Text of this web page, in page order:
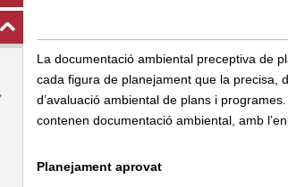
La documentació ambiental preceptiva de
cada figura de planejament que la precisa,
d’avaluació ambiental de plans i
contenen documentació ambiental, amb
Planejament aprovat